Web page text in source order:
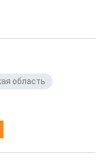
область